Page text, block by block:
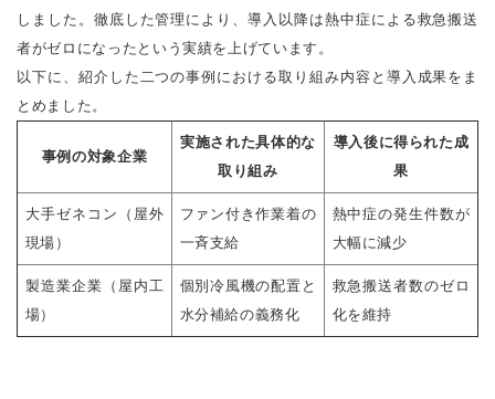
しました。徹底した管理により、導入以降は熱中症による救急搬送
者がゼロになったという実績を上げています。
以下に、紹介した二つの事例における取り組み内容と導入成果をま
とめました。
事例の対象企業
実施された具体的な
取り組み
導入後に得られた成
果
大手ゼネコン（屋外
現場）
ファン付き作業着の
一斉支給
熱中症の発生件数が
大幅に減少
製造業企業（屋内工
場）
個別冷風機の配置と
水分補給の義務化
救急搬送者数のゼロ
化を維持